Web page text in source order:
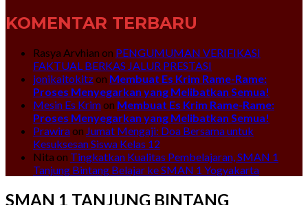
KOMENTAR TERBARU
Rasya Arvhian on PENGUMUMAN VERIFIKASI
FAKTUAL BERKAS JALUR PRESTASI
jonikaitokitzon Membuat Es Krim Rame-Rame:
Proses Menyegarkan yang Melibatkan Semua!
Mesin Es Krimon Membuat Es Krim Rame-Rame:
Proses Menyegarkan yang Melibatkan Semua!
Prawiraon Jumat Mengaji: Doa Bersama untuk
Kesuksesan Siswa Kelas 12
Nita on Tingkatkan Kualitas Pembelajaran, SMAN 1
Tanjung Bintang Belajar ke SMAN 1 Yogyakarta
SMAN 1 TANJUNG BINTANG